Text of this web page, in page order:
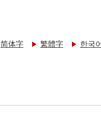
简体字 繁體字 한국